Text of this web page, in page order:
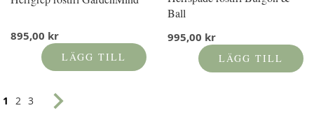
895,00 kr
LÄGG TILL
Ball
995,00 kr
LÄGG TILL
Sida
You're currently reading page
1 Sida
2 Sida
3